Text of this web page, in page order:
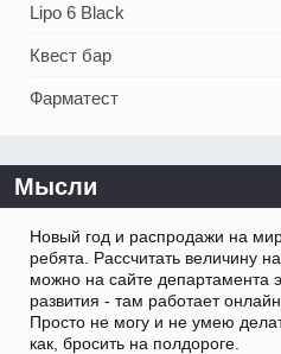
Lipo 6 Black
Квест бар
Фарматест
Мысли
Новый год и распродажи на
ребята. Рассчитать величину
можно на сайте департамента
развития - там работает
Просто не могу и не умею
как, бросить на полдороге.